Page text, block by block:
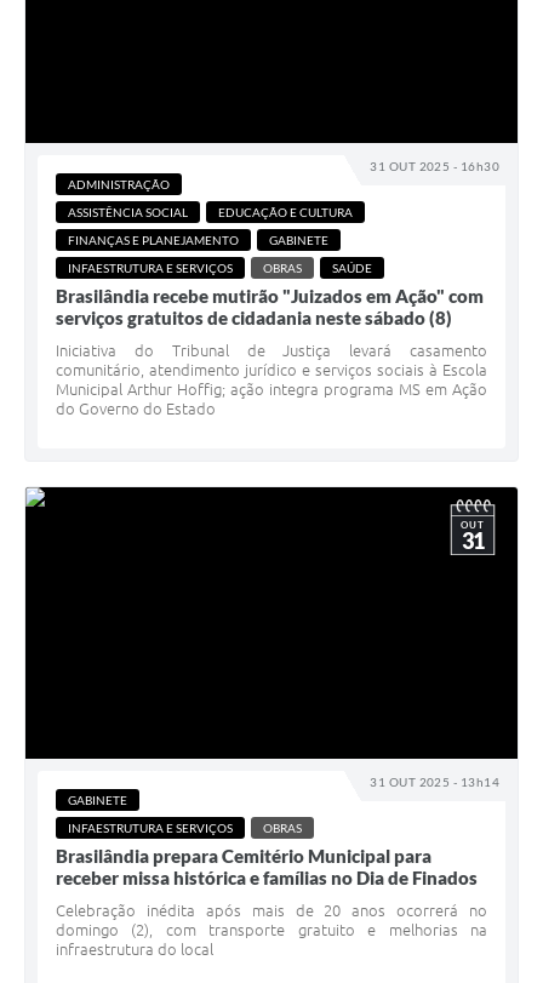
31 OUT 2025 - 16h30
ADMINISTRAÇÃO
ASSISTÊNCIA SOCIAL
EDUCAÇÃO E CULTURA
FINANÇAS E PLANEJAMENTO
GABINETE
INFAESTRUTURA E SERVIÇOS
OBRAS SAÚDE
Brasilândia recebe mutirão "Juizados em Ação" com
serviços gratuitos de cidadania neste sábado (8)
Iniciativa do Tribunal de Justiça levará casamento
comunitário, atendimento jurídico e serviços sociais à Escola
Municipal Arthur Hoffig; ação integra programa MS em Ação
do Governo do Estado
31 OUT 2025 - 13h14
OUT
31
GABINETE
INFAESTRUTURA E SERVIÇOS
OBRAS
Brasilândia prepara Cemitério Municipal para
receber missa histórica e famílias no Dia de Finados
Celebração inédita após mais de 20 anos ocorrerá no
domingo (2), com transporte gratuito e melhorias na
infraestrutura do local